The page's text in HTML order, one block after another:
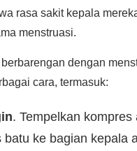
rasa sakit kepala
menstruasi.
dengan
cara, termasuk:
. Tempelkan kompres
batu ke bagian kepala